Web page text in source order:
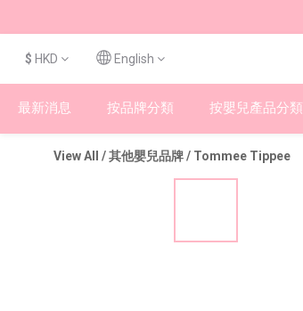
$ HKD English
最新消息 按品牌分類 按嬰兒產品分類
View All /其他嬰兒品牌/ Tommee Tippee